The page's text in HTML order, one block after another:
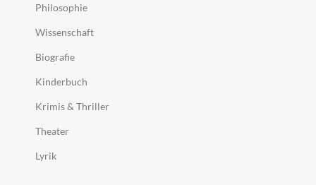
Philosophie
Wissenschaft
Biografie
Kinderbuch
Krimis & Thriller
Theater
Lyrik